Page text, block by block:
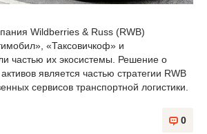
Wildberries & Russ (RWB)
«Таксовичкоф» и
частью их экосистемы. Решение о
является частью стратегии RWB
сервисов транспортной логистики.
0